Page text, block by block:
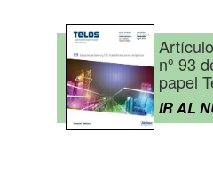
nº 93
papel
IR AL